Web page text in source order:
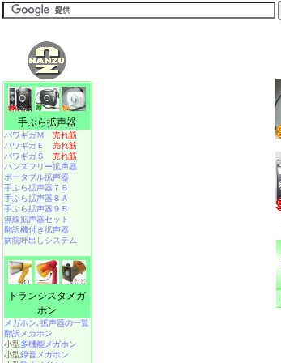
手ぶら拡声器
パワギガＭ 売れ筋
パワギガＥ 売れ筋
パワギガＳ 売れ筋
ハンズフリー拡声器
ポータブル拡声器
手ぶら拡声器７Ｂ
手ぶら拡声器８Ａ
手ぶら拡声器９Ｂ
無線拡声器セット
翻訳機付き拡声器
病院呼出しシステム
トランジスタメガ
ホン
メガホン､拡声器の一覧
翻訳メガホン
小型多機能メガホン
小型録音メガホン